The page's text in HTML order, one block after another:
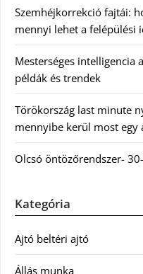
Szemhéjkorrekció fajtái:
mennyi lehet a felépülési
Mesterséges intelligencia
példák és trendek
Törökország last minute
mennyibe kerül most egy
Olcsó öntözőrendszer-
Kategória
Ajtó beltéri ajtó
Állás munka